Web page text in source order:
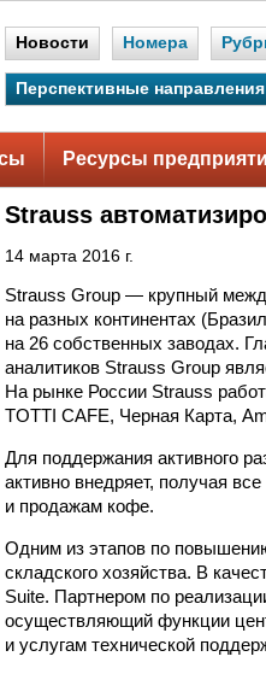
Новости Номера
Перспективные
Ресурсы
Strauss
14 марта 2016 г.
Strauss Group — крупный
на разных континентах
на 26 собственных заводах.
аналитиков Strauss Group
На рынке России Strauss
TOTTI CAFE, Черная Карта,
Для поддержания активного
активно внедряет, получая
и продажам кофе.
Одним из этапов по
складского хозяйства. В
Suite. Партнером по
осуществляющий функции
и услугам технической